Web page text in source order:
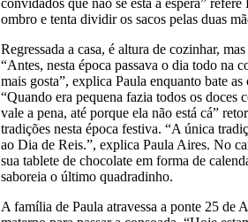
convidados que não se está à espera”
ombro e tenta dividir os sacos pelas duas
Regressada a casa, é altura de cozinhar,
“Antes, nesta época passava o dia todo na
mais gosta”, explica Paula enquanto bate
“Quando era pequena fazia todos os
vale a pena, até porque ela não está cá”
tradições nesta época festiva. “A única
ao Dia de Reis.”, explica Paula Aires. No
sua tablete de chocolate em forma de
saboreia o último quadradinho.
A família de Paula atravessa a ponte 25 de